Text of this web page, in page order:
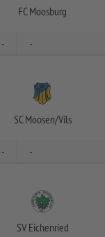
FC Moosburg
- -
SC Moosen/Vils
- -
SV Eichenried